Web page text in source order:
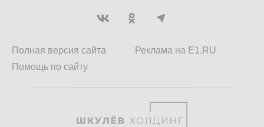
Полная версия сайта
Помощь по сайту
Реклама на E1.RU